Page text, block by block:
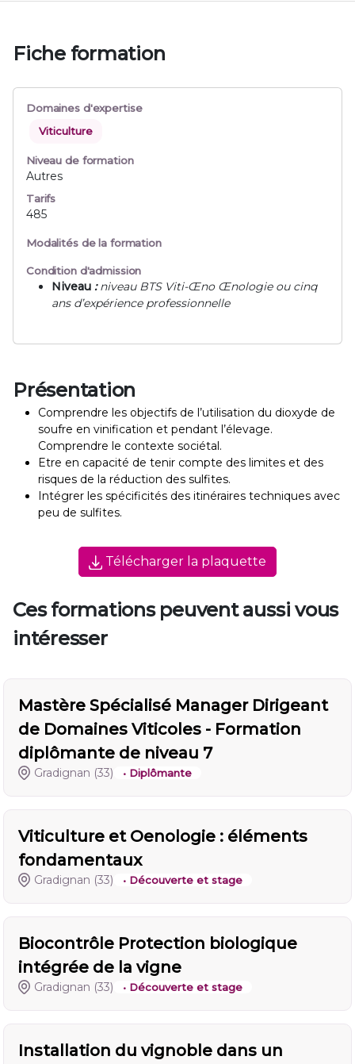
Présentation
Comprendre les objectifs de l’utilisation du dioxyde de
soufre en vinification et pendant l’élevage.
Comprendre le contexte sociétal.
Etre en capacité de tenir compte des limites et des
risques de la réduction des sulfites.
Intégrer les spécificités des itinéraires techniques avec
peu de sulfites.
Télécharger la plaquette
Fiche formation
Domaines d'expertise
Viticulture
Niveau de formation
Autres
Tarifs
485
Modalités de la formation
Condition d'admission
Niveau :niveau BTS Viti-Œno Œnologie ou cinq
ans d’expérience professionnelle
Ces formations peuvent aussi vous
intéresser
Mastère Spécialisé Manager Dirigeant
de Domaines Viticoles - Formation
diplômante de niveau 7
Gradignan (33) • Diplômante
Viticulture et Oenologie : éléments
fondamentaux
Gradignan (33) • Découverte et stage
Biocontrôle Protection biologique
intégrée de la vigne
Gradignan (33) • Découverte et stage
Installation du vignoble dans un